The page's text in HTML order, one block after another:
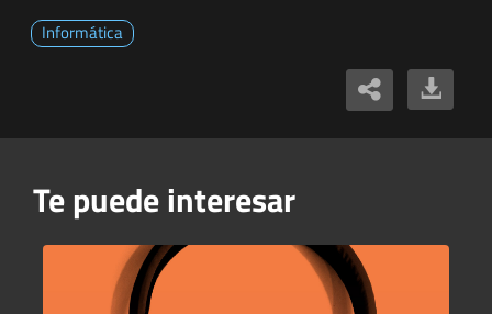
Informática
Te puede interesar